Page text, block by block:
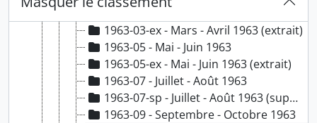
1963-03-ex - Mars - Avril 1963 (extrait)
1963-05 - Mai - Juin 1963
1963-05-ex - Mai - Juin 1963 (extrait)
1963-07 - Juillet - Août 1963
1963-07-sp - Juillet - Août 1963 (supplément)
1963-09 - Septembre - Octobre 1963